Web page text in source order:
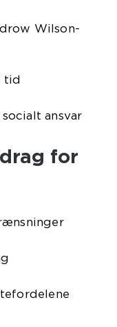
Wilson-
tid
ansvar
for